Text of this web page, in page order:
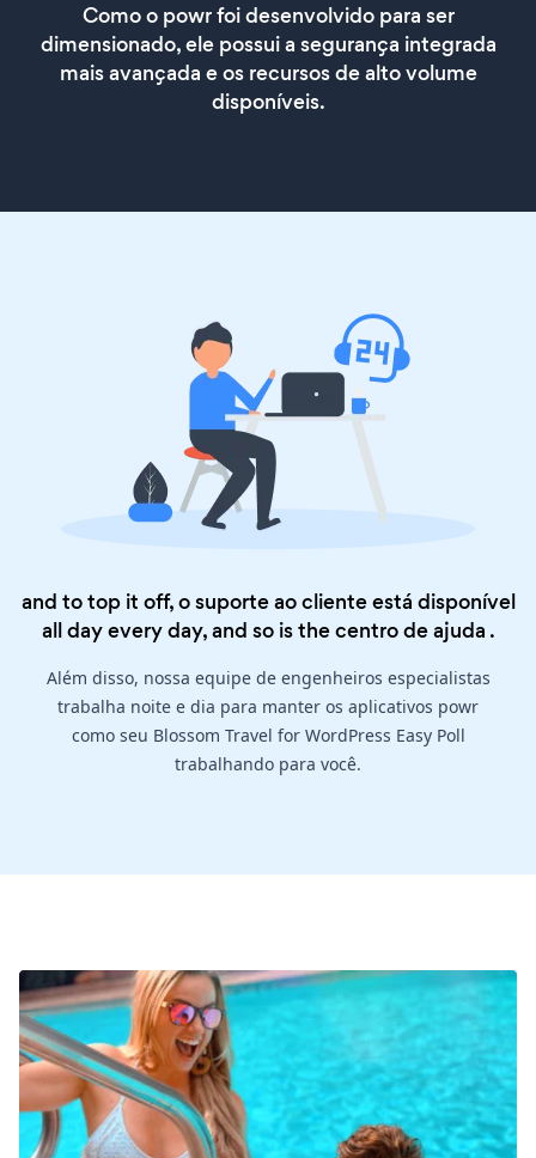
Como o powr foi desenvolvido para ser
dimensionado, ele possui a segurança integrada
mais avançada e os recursos de alto volume
disponíveis.
and to top it off, o suporte ao cliente está disponível
all day every day, and so is thecentro de ajuda .
Além disso, nossa equipe de engenheiros especialistas
trabalha noite e dia para manter os aplicativos powr
como seu Blossom Travel for WordPress Easy Poll
trabalhando para você.